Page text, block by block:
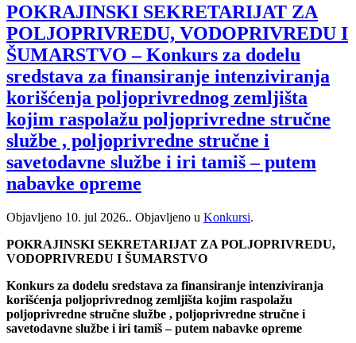
POKRAJINSKI SEKRETARIJAT ZA
POLJOPRIVREDU, VODOPRIVREDU I
ŠUMARSTVO – Konkurs za dodelu
sredstava za finansiranje intenziviranja
korišćenja poljoprivrednog zemljišta
kojim raspolažu poljoprivredne stručne
službe , poljoprivredne stručne i
savetodavne službe i iri tamiš ‒ putem
nabavke opreme
Objavljeno 10. jul 2026.. Objavljeno u Konkursi.
POKRAJINSKI SEKRETARIJAT ZA POLJOPRIVREDU,
VODOPRIVREDU I ŠUMARSTVO
Konkurs za dodelu sredstava za finansiranje intenziviranja
korišćenja poljoprivrednog zemljišta kojim raspolažu
poljoprivredne stručne službe , poljoprivredne stručne i
savetodavne službe i iri tamiš ‒ putem nabavke opreme